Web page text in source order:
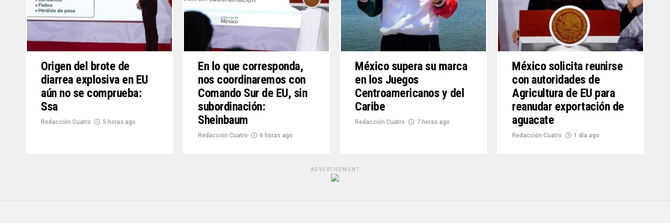
Origen del brote de
diarrea explosiva en EU
aún no se comprueba:
Ssa
Redacción Cuatro 5 horas ago
En lo que corresponda,
nos coordinaremos con
Comando Sur de EU, sin
subordinación:
Sheinbaum
Redacción Cuatro 6 horas ago
México supera su marca
en los Juegos
Centroamericanos y del
Caribe
Redacción Cuatro 7 horas ago
México solicita reunirse
con autoridades de
Agricultura de EU para
reanudar exportación de
aguacate
Redacción Cuatro 1 día ago
ADVERTISEMENT